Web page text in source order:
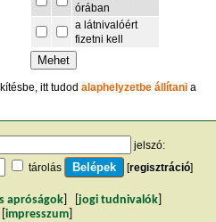
órában
a látnivalóért
fizetni kell
itt tudodalaphelyzetbe állítani a
jelszó:
tárolás
[regisztráció]
apróságok jogi tudnivalók
impresszum]